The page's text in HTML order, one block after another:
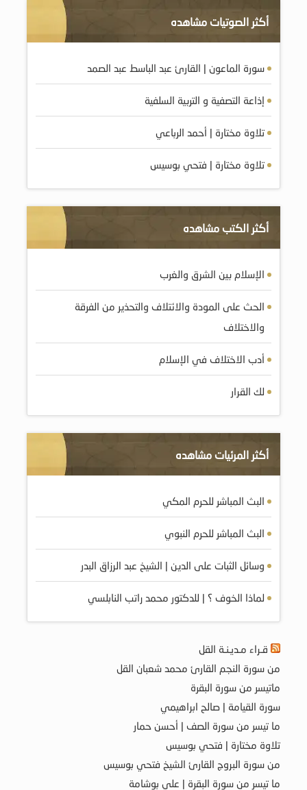
أكثر الصوتيات مشاهده
سورة الماعون | القارئ عبد الباسط عبد الصمد
إذاعة التصفية و التربية السلفية
تلاوة مختارة | أحمد الرباعي
تلاوة مختارة | فتحي بوسيس
أكثر الكتب مشاهده
الإسلام بين الشرق والغرب
الحث على المودة والائتلاف والتحذير من الفرقة
والاختلاف
أدب الاختلاف في الإسلام
لك القرار
أكثر المرئيات مشاهده
البث المباشر للحرم المكي
البث المباشر للحرم النبوي
وسائل الثبات على الدين | الشيخ عبد الرزاق البدر
لماذا الخوف ؟ | للدكتور محمد راتب النابلسي
قـراء مـديـنـة القل
من سورة النجم القارئ محمد شعبان القل
ماتيسر من سورة البقرة
سورة القيامة | صالح ابراهيمي
ما تيسر من سورة الصف | أحسن حمار
تلاوة مختارة | فتحي بوسيس
من سورة البروج القارئ الشيخ فتحي بوسيس
ما تيسر من سورة البقرة | علي بوشامة